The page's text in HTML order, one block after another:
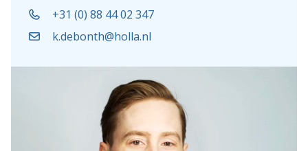
+31 (0) 88 44 02 347
k.debonth@holla.nl